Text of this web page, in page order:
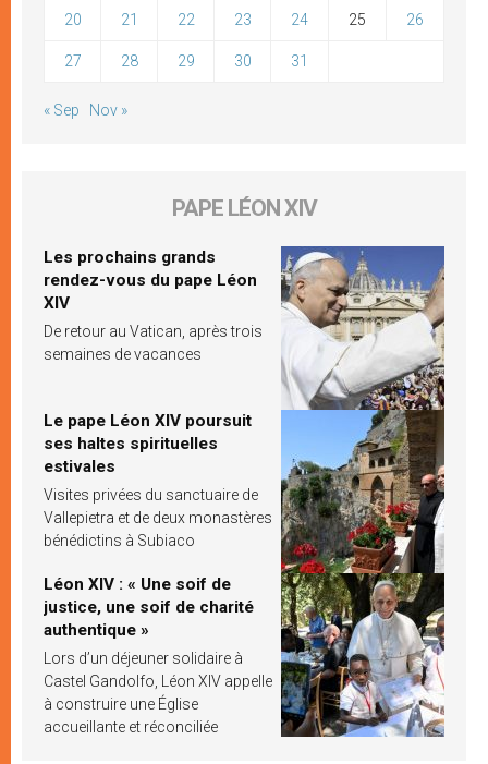
20 21 22 23 24 25 26
27 28 29 30 31
« Sep Nov »
PAPE LÉON XIV
Les prochains grands
rendez-vous du pape Léon
XIV
De retour au Vatican, après trois
semaines de vacances
Le pape Léon XIV poursuit
ses haltes spirituelles
estivales
Visites privées du sanctuaire de
Vallepietra et de deux monastères
bénédictins à Subiaco
Léon XIV : « Une soif de
justice, une soif de charité
authentique »
Lors d’un déjeuner solidaire à
Castel Gandolfo, Léon XIV appelle
à construire une Église
accueillante et réconciliée